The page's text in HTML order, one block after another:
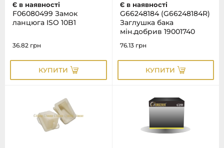
Є в наявності
F06080499 Замок
ланцюга ISO 10B1
36.82 грн
КУПИТИ
Є в наявності
G66248184 (G66248184R)
Заглушка бака
мін.добрив 19001740
76.13 грн
КУПИТИ